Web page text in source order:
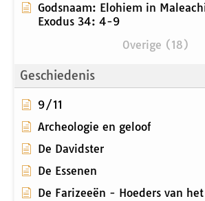
Godsnaam: Elohiem in
Exodus 34: 4-9
Overige (18)
Geschiedenis
9/11
Archeologie en geloof
De Davidster
De Essenen
De Farizeeën - Hoeders van